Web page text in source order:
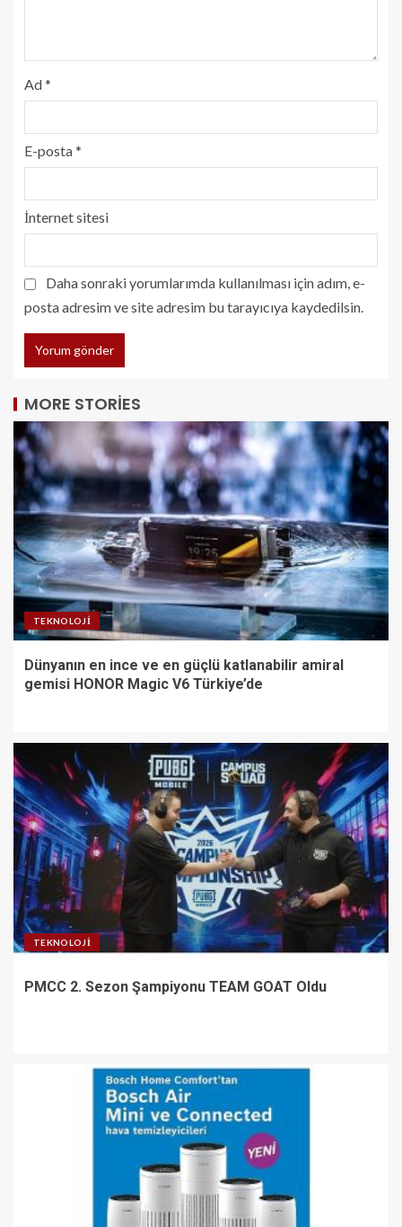
Ad*
E-posta*
İnternet sitesi
Daha sonraki yorumlarımda kullanılması için adım, e-
posta adresim ve site adresim bu tarayıcıya kaydedilsin.
MORE STORIES
TEKNOLOJI
Dünyanın en ince ve en güçlü katlanabilir amiral
gemisi HONOR Magic V6 Türkiye’de
TEKNOLOJI
PMCC 2. Sezon Şampiyonu TEAM GOAT Oldu